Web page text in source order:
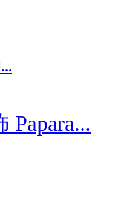
Papara...